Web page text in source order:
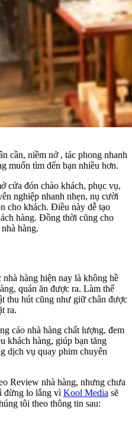
cần, niềm nở , tác phong nhanh
muốn tìm đến bạn nhiều hơn.
cửa đón chào khách, phục vụ,
nghiệp nhanh nhẹn, nụ cười
cho khách. Điều này dễ tạo
hàng. Đồng thời cũng cho
hàng.
hàng hiện nay là không hề
quán ăn được ra. Làm thế
thu hút cũng như giữ chân được
ra.
cáo nhà hàng chất lượng, đem
khách hàng, giúp bạn tăng
dịch vụ quay phim chuyên
Review nhà hàng, nhưng chưa
đừng lo lắng vì Kool Media sẽ
tôi theo thông tin sau: